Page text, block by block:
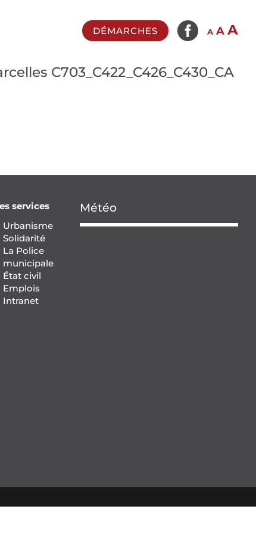
DÉMARCHES  A Decrease
A Reset
A
C703_C422_C426_C430_CA
services
Urbanisme
Solidarité
La Police
municipale
État civil
Emplois
Intranet
Météo